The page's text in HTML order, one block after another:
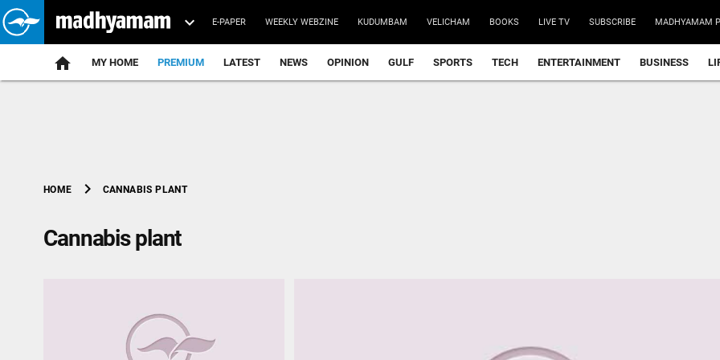
E-PAPER WEEKLY WEBZINE KUDUMBAM VELICHAM BOOKS LIVE TV SUBSCRIBE MADHYAMAM
home MY HOME PREMIUM LATEST NEWS OPINION GULF SPORTS TECH ENTERTAINMENT BUSINESS
HOME chevron_right CANNABIS PLANT
Cannabis plant